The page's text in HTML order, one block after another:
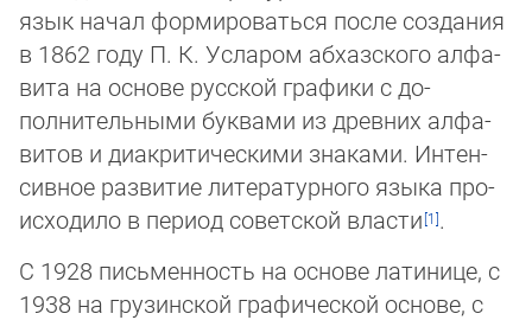
язык на­чал фор­ми­ро­вать­ся по­сле соз­да­ния
в 1862 году П. К. Ус­ла­ром абхазского ал­фа­
ви­та на ос­но­ве русской графи­ки с до­
полнительными бу­к­ва­ми из древних ал­фа­
ви­тов и диа­кри­тическими зна­ка­ми. Ин­тен­
сив­ное раз­ви­тие литературного языка про­
ис­хо­ди­ло в пе­ри­од советской вла­сти
.
С 1928 пись­мен­ность на ос­но­ве латинице, с
1938 на грузинской гра­фической ос­но­ве, с